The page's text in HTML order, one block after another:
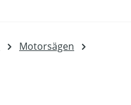
Motorsägen